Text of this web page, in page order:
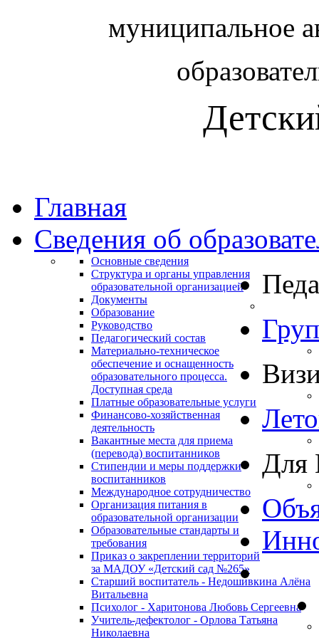
муниципальное
Главная
Сведения об
Основные сведения
Структура и органы управления
образовательной организацией
Документы
Образование
Руководство
Педагогический состав
Материально-техническое
обеспечение и оснащенность
образовательного процесса.
Доступная среда
Платные образовательные услуги
Финансово-хозяйственная
деятельность
Вакантные места для приема
(перевода) воспитанников
Стипендии и меры поддержки
воспитанников
Международное сотрудничество
Организация питания в
образовательной организации
Образовательные стандарты и
требования
Приказ о закреплении территорий
за МАДОУ «Детский сад №265»
Старший воспитатель - Недошивкина Алёна
Витальевна
Психолог - Харитонова Любовь Сергеевна
Учитель-дефектолог - Орлова Татьяна
Николаевна
Для